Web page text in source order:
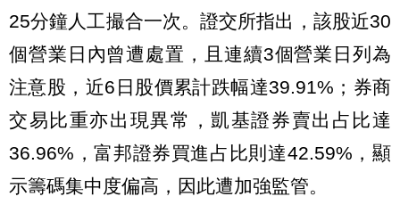
25分鐘人工撮合一次。證交所指出，該股近30
個營業日內曾遭處置，且連續3個營業日列為
注意股，近6日股價累計跌幅達39.91%；券商
交易比重亦出現異常，凱基證券賣出占比達
36.96%，富邦證券買進占比則達42.59%，顯
示籌碼集中度偏高，因此遭加強監管。